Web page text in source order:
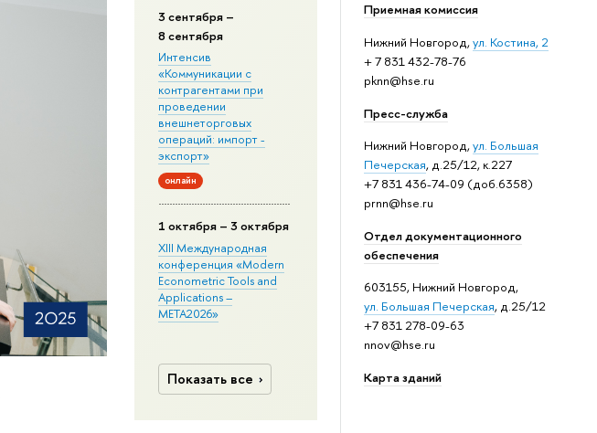
Приемная комиссия
Нижний Новгород,ул. Костина, 2
+ 7 831 432-78-76
pknn@hse.ru
Пресс-служба
Нижний Новгород,ул. Большая
Печерская, д.25/12, к.227
+7 831 436-74-09 (доб.6358)
prnn@hse.ru
Отдел документационного
обеспечения
603155, Нижний Новгород,
ул. Большая Печерская, д.25/12
+7 831 278-09-63
nnov@hse.ru
Карта зданий
3 сентября –
8 сентября
Интенсив
«Коммуникации с
контрагентами при
проведении
внешнеторговых
операций: импорт -
экспорт»
онлайн
1 октября – 3 октября
XIII Международная
конференция «Modern
Econometric Tools and
Applications –
META2026»
Показать все